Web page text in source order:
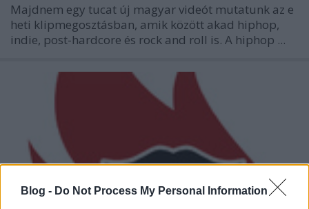
Blog - Do Not Process My Personal Information
Majdnem egy tucat új magyar videót mutatunk az e
heti klipmegosztásban, amik között akad hiphop,
indie, post-hardcore és rock and roll is. A hiphop ...